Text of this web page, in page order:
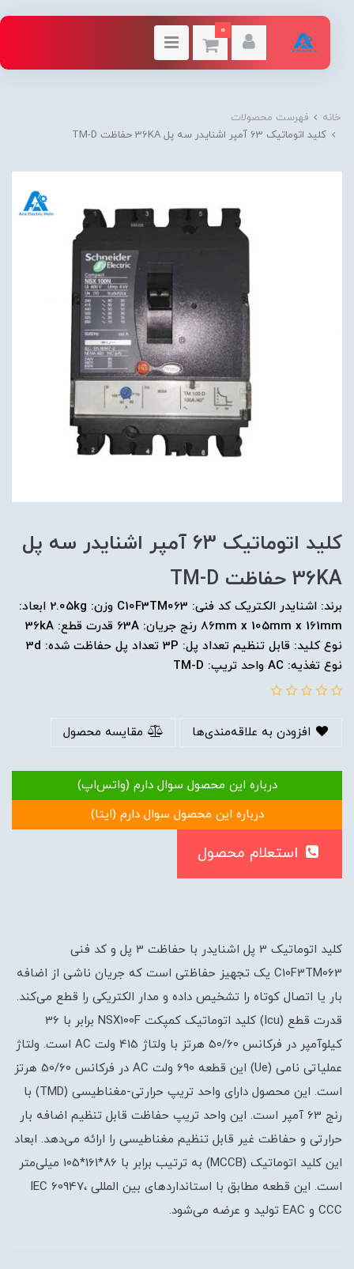
0
خانه
فهرست محصولات
کليد اتوماتیک 63 آمپر اشنایدر سه پل 36KA حفاظت TM-D
کليد اتوماتیک 63 آمپر اشنایدر سه پل
36KA حفاظت TM-D
برند: اشنایدر الکتریک کد فنی: C10F3TM063 وزن: 2.05kg ابعاد:
86mm x 105mm x 161mm رنج جریان: 63A قدرت قطع: 36kA
نوع کلید: قابل تنظیم تعداد پل: 3P تعداد پل حفاظت شده: 3d
نوع تغذیه: AC واحد تریپ: TM-D
افزودن به علاقه‌مندی‌ها مقایسه محصول
درباره این محصول سوال دارم (واتس‌اپ)
درباره این محصول سوال دارم (ایتا)
استعلام محصول
کلید اتوماتیک 3 پل اشنایدر با حفاظت 3 پل و کد فنی
C10F3TM063 یک تجهیز حفاظتی است که جریان ناشی از اضافه
بار یا اتصال کوتاه را تشخیص داده و مدار الکتریکی را قطع می‌کند.
قدرت قطع (Icu) کلید اتوماتیک کمپکت NSX100F برابر با 36
کیلوآمپر در فرکانس 50/60 هرتز با ولتاژ 415 ولت AC است. ولتاژ
عملیاتی نامی (Ue) این قطعه 690 ولت AC در فرکانس 50/60 هرتز
است. این محصول دارای واحد تریپ حرارتی-مغناطیسی (TMD) با
رنج 63 آمپر است. این واحد تریپ حفاظت قابل تنظیم اضافه بار
حرارتی و حفاظت غیر قابل تنظیم مغناطیسی را ارائه می‌دهد. ابعاد
این کلید اتوماتیک (MCCB) به ترتیب برابر با 86*161*105 میلی‌متر
است. این قطعه مطابق با استانداردهای بین المللی IEC 60947،
CCC و EAC تولید و عرضه می‌شود.